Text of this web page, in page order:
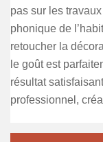
pas sur les
phonique de
retoucher la
le goût est
résultat
professionnel,